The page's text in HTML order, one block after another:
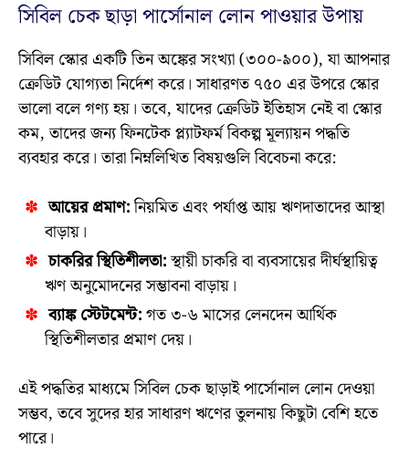
সিবিল চেক ছাড়া পার্সোনাল লোন পাওয়ার উপায়
সিবিল স্কোর একটি তিন অঙ্কের সংখ্যা (৩০০-৯০০), যা আপনার
ক্রেডিট যোগ্যতা নির্দেশ করে। সাধারণত ৭৫০ এর উপরে স্কোর
ভালো বলে গণ্য হয়। তবে, যাদের ক্রেডিট ইতিহাস নেই বা স্কোর
কম, তাদের জন্য ফিনটেক প্ল্যাটফর্ম বিকল্প মূল্যায়ন পদ্ধতি
ব্যবহার করে। তারা নিম্নলিখিত বিষয়গুলি বিবেচনা করে:
আয়ের প্রমাণ:নিয়মিত এবং পর্যাপ্ত আয় ঋণদাতাদের আস্থা
বাড়ায়।
চাকরির স্থিতিশীলতা:স্থায়ী চাকরি বা ব্যবসায়ের দীর্ঘস্থায়িত্ব
ঋণ অনুমোদনের সম্ভাবনা বাড়ায়।
ব্যাঙ্ক স্টেটমেন্ট:গত ৩-৬ মাসের লেনদেন আর্থিক
স্থিতিশীলতার প্রমাণ দেয়।
এই পদ্ধতির মাধ্যমে সিবিল চেক ছাড়াই পার্সোনাল লোন দেওয়া
সম্ভব, তবে সুদের হার সাধারণ ঋণের তুলনায় কিছুটা বেশি হতে
পারে।